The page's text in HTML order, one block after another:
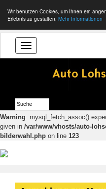
Wir benutzen Cookies, um Ihnen ein
Erlebnis zu gestalten. Mehr Informationen
Warning: mysql_fetch_assoc()
given in /var/www/vhosts/auto-
bilderwahl.php on line 123